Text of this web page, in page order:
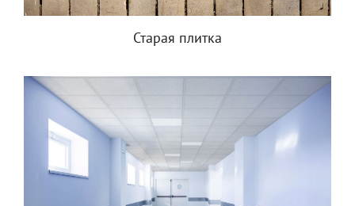
Старая плитка